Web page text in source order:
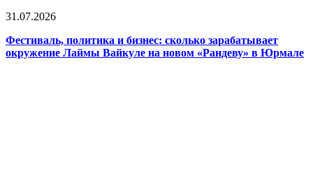
31.07.2026
Фестиваль, политика и бизнес: сколько зарабатывает
окружение Лаймы Вайкуле на новом «Рандеву» в Юрмале